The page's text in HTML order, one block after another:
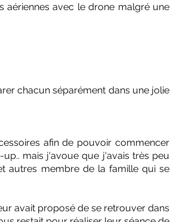
avec le drone malgré une
chacun séparément dans une jolie
afin de pouvoir commencer
mais j'avoue que j'avais très peu
autres membre de la famille qui se
avait proposé de se retrouver dans